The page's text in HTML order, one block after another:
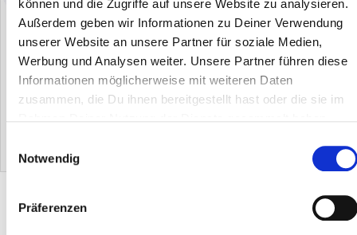
können und die Zugriffe auf unsere Website zu analysieren.
Außerdem geben wir Informationen zu Deiner Verwendung
unserer Website an unsere Partner für soziale Medien,
Werbung und Analysen weiter. Unsere Partner führen diese
Informationen möglicherweise mit weiteren Daten
zusammen, die Du ihnen bereitgestellt hast oder die sie im
Notwendig
Präferenzen
Set Badreiniger mit
Set Family
Hans Raab
PRODUKTBESCHREIBUNG